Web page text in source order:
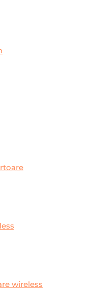
wireless